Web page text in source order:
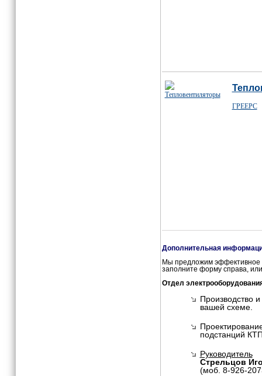
ГРЕЕРС
Дополнительная
Мы предложим эффективное
заполните форму справа,
Отдел
Производство
вашей схеме.
подстанций
Руководитель
Стрельцов
(моб. 8-926-